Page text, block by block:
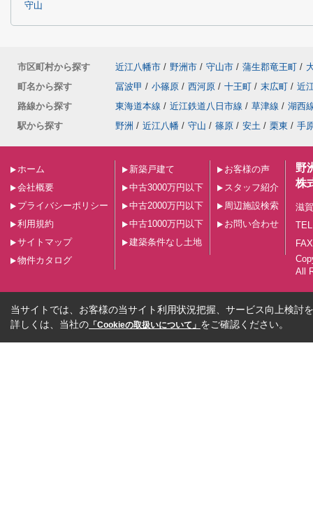
守山
市区町村から探す 近江八幡市 / 野洲市 / 守山市 / 蒲生郡竜王町 /
町名から探す
冨波甲 / 小篠原 / 西河原 / 十王町 / 末広町 / 近
路線から探す
東海道本線 / 近江鉄道八日市線 / 草津線 / 湖西
駅から探す
野洲 / 近江八幡 / 守山 / 篠原 / 安土 / 栗東 / 手
ホーム
会社概要
プライバシーポリシー
利用規約
サイトマップ
物件カタログ
新築戸建て
中古3000万円以下
中古2000万円以下
中古1000万円以下
建築条件なし土地
お客様の声
スタッフ紹介
周辺施設検索
お問い合わせ
野
株
滋
All
当サイトでは、お客様の当サイト利用状況把握、サービス向上検討
詳しくは、当社の 「Cookieの取扱いについて」 をご確認ください。